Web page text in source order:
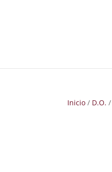
Inicio / D.O. /